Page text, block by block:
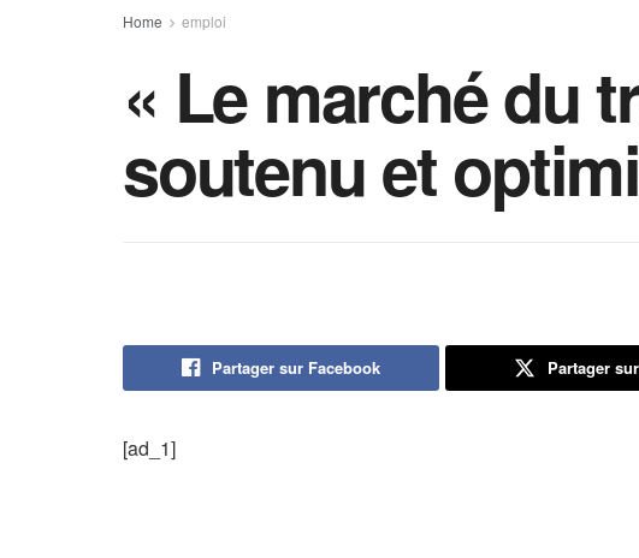
Home emploi
« Le marché du
soutenu et
Partager sur Facebook Partager
[ad_1]